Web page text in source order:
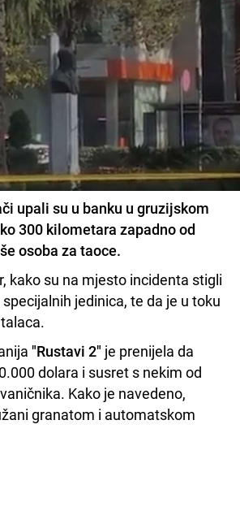
upali su u banku u gruzijskom
300 kilometara zapadno od
osoba za taoce.
kako su na mjesto incidenta stigli
jedinica, te da je u toku
"Rustavi 2" je prenijela da
dolara i susret s nekim od
Kako je navedeno,
granatom i automatskom